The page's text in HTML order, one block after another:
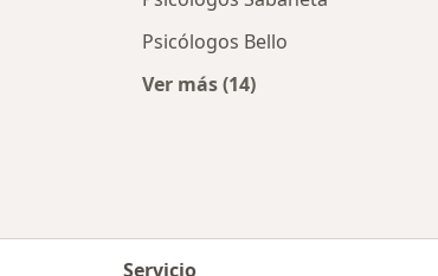
Psicólogos Bello
Ver más (14)
Servicio